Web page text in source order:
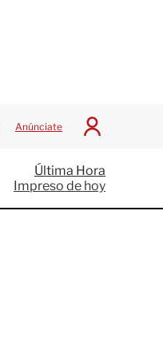
Anúnciate
I
c
i
a
Última Hora
Impreso de hoy